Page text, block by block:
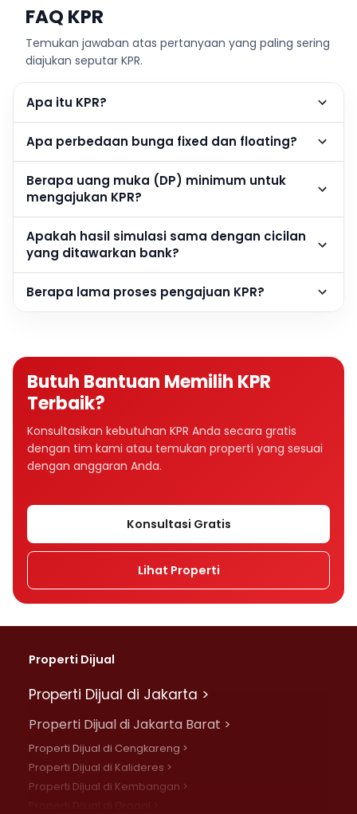
FAQ KPR
Temukan jawaban atas pertanyaan yang paling sering
diajukan seputar KPR.
Apa itu KPR?
Apa perbedaan bunga fixed dan floating?
Berapa uang muka (DP) minimum untuk
mengajukan KPR?
Apakah hasil simulasi sama dengan cicilan
yang ditawarkan bank?
Berapa lama proses pengajuan KPR?
Butuh Bantuan Memilih KPR
Terbaik?
Konsultasikan kebutuhan KPR Anda secara gratis
dengan tim kami atau temukan properti yang sesuai
dengan anggaran Anda.
Konsultasi Gratis
Lihat Properti
Properti Dijual
Properti Dijual di Jakarta >
Properti Dijual di Jakarta Barat >
Properti Dijual di Cengkareng >
Properti Dijual di Kalideres >
Properti Dijual di Kembangan >